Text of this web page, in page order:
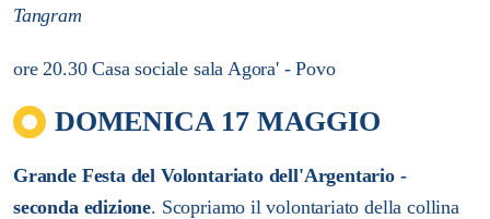
Tangram
ore 20.30 Casa sociale sala Agora' - Povo
DOMENICA 17 MAGGIO
Grande Festa del Volontariato dell'Argentario -
seconda edizione. Scopriamo il volontariato della collina